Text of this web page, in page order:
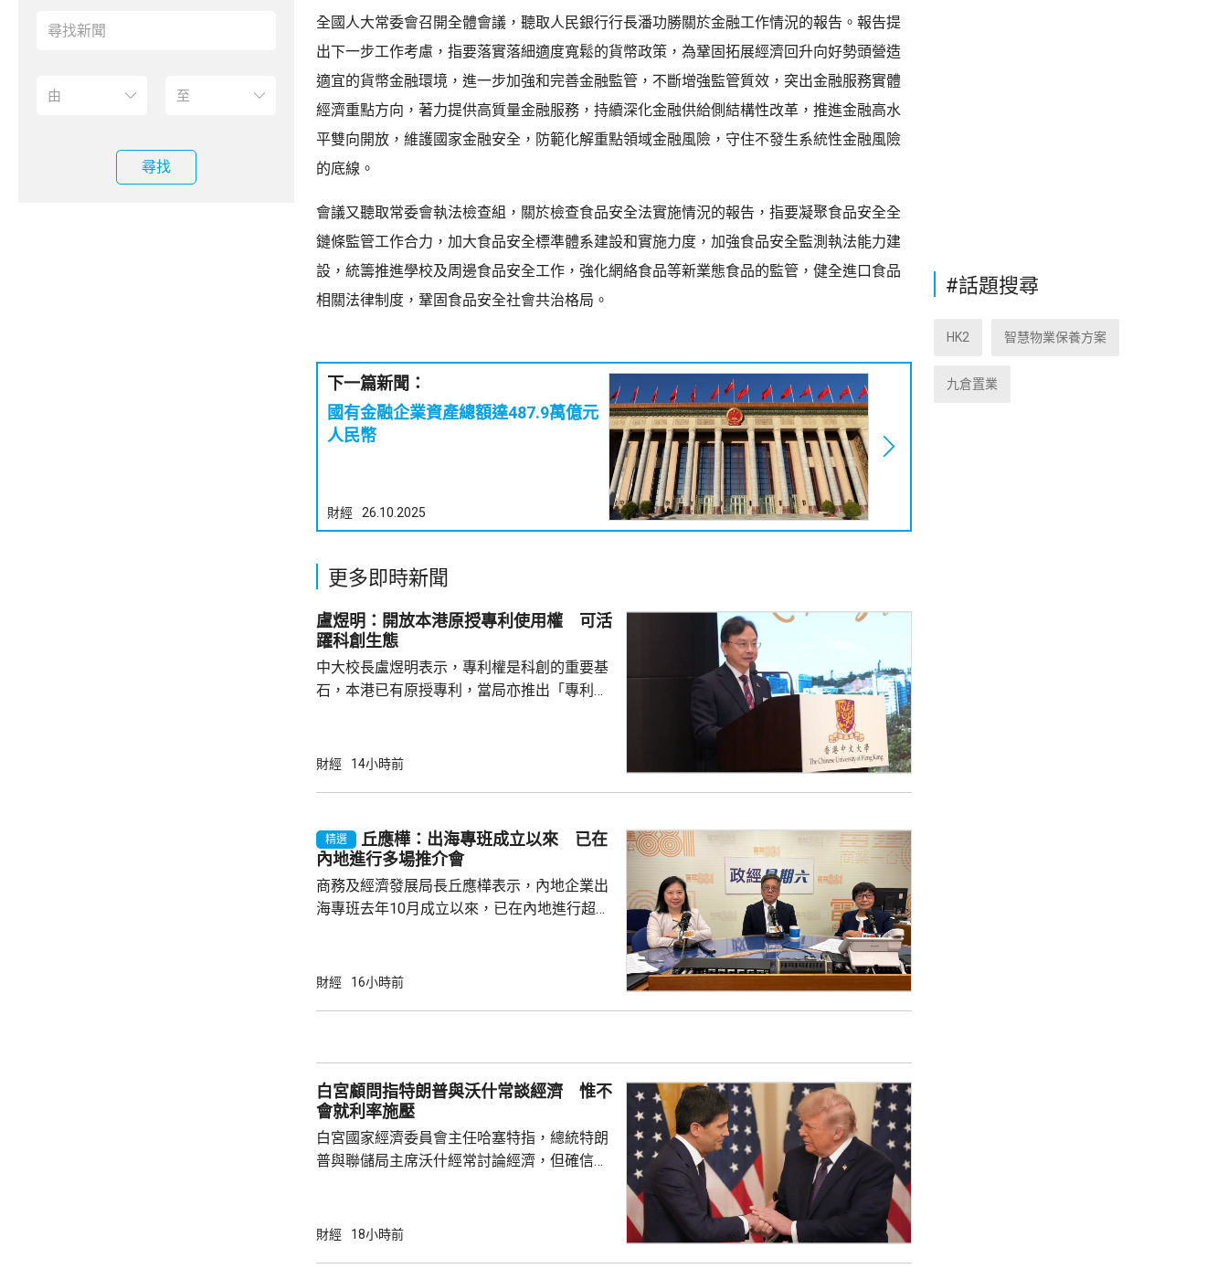
尋找
全國人大常委會召開全體會議，聽取人民銀行行長潘功勝關於金融工作情況的報告。報告提
出下一步工作考慮，指要落實落細適度寬鬆的貨幣政策，為鞏固拓展經濟回升向好勢頭營造
適宜的貨幣金融環境，進一步加強和完善金融監管，不斷增強監管質效，突出金融服務實體
經濟重點方向，著力提供高質量金融服務，持續深化金融供給側結構性改革，推進金融高水
平雙向開放，維護國家金融安全，防範化解重點領域金融風險，守住不發生系統性金融風險
的底線。
會議又聽取常委會執法檢查組，關於檢查食品安全法實施情況的報告，指要凝聚食品安全全
鏈條監管工作合力，加大食品安全標準體系建設和實施力度，加強食品安全監測執法能力建
設，統籌推進學校及周邊食品安全工作，強化網絡食品等新業態食品的監管，健全進口食品
相關法律制度，鞏固食品安全社會共治格局。
下一篇新聞：
國有金融企業資產總額達487.9萬億元
人民幣
財經 26.10.2025
更多即時新聞
盧煜明：開放本港原授專利使用權 可活
躍科創生態
中大校長盧煜明表示，專利權是科創的重要基
石，本港已有原授專利，當局亦推出「專利
使用，相信會有更多人來港申請專利，活躍本
產出獨角獸企業，必須依賴其他市場，例如大
灣區，及解決專利權方面弱點。盧煜明表示，
中大亦將把握北都帶來的機遇，已向政府提...
財經 14小時前
精選
丘應樺：出海專班成立以來 已在
內地進行多場推介會
商務及經濟發展局長丘應樺表示，內地企業出
海專班去年10月成立以來，已在內地進行超過
時，亦已帶同內地及香港企業隨團，簽訂96份
總部或公司，並在香港作籌融資，相信對香港
整體經濟有幫助，他下周出訪馬來...
財經 16小時前
白宮顧問指特朗普與沃什常談經濟 惟不
會就利率施壓
白宮國家經濟委員會主任哈塞特指，總統特朗
普與聯儲局主席沃什經常討論經濟，但確信特
什和特朗普長期以來關係非常密切，一直會討
財經 18小時前
#話題搜尋
HK2 智慧物業保養方案
九倉置業